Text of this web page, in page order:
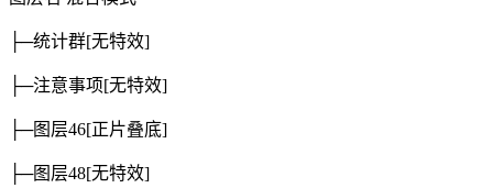
├─统计群[无特效]
├─注意事项[无特效]
├─图层46[正片叠底]
├─图层48[无特效]